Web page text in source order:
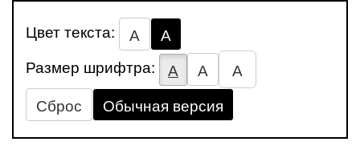
Цвет текста: А
А
Размер шрифтра:
А А
А
Сброс
Обычная версия